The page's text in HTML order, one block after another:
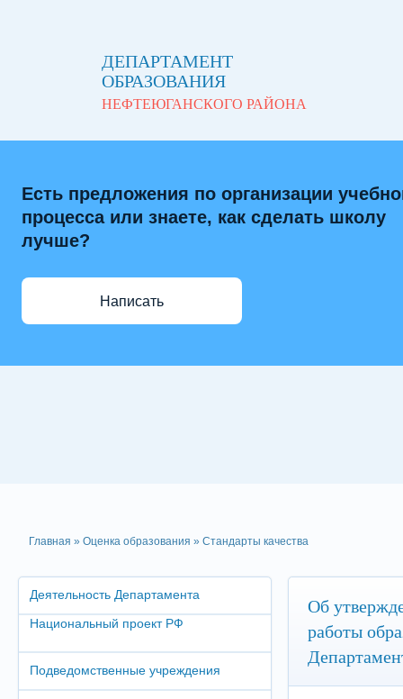
ДЕПАРТАМЕНТ
ОБРАЗОВАНИЯ
НЕФТЕЮГАНСКОГО РАЙОНА
Есть предложения по организации
процесса или знаете, как сделать школу
лучше?
Написать
Деятельность Департамента
Национальный проект РФ
Подведомственные учреждения
Главная » Оценка образования » Стандарты качества
Об
работы